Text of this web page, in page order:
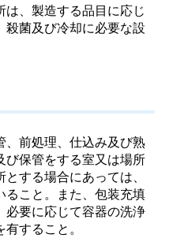
、製造する品目に応じ
菌及び冷却に必要な設
、前処理、仕込み及び熟
び保管をする室又は場所
する場合にあっては、
こと。また、包装充填
必要に応じて容器の洗浄
すること。